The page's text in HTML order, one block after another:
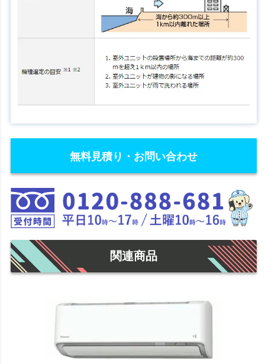
無料見積り・お問い合わせ
関連商品